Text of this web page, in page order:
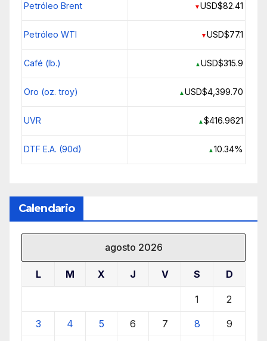
Petróleo Brent ▼USD$82.41
Petróleo WTI ▼USD$77.1
Café (lb.) ▲USD$315.9
Oro (oz. troy) ▲USD$4,399.70
UVR ▲$416.9621
DTF E.A. (90d) ▲ 10.34%
Calendario
agosto 2026
L M X J V S D
1 2
3 4 5 6 7 8 9